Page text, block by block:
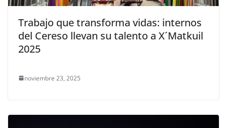
Trabajo que transforma vidas: internos
del Cereso llevan su talento a X´Matkuil
2025
noviembre 23, 2025